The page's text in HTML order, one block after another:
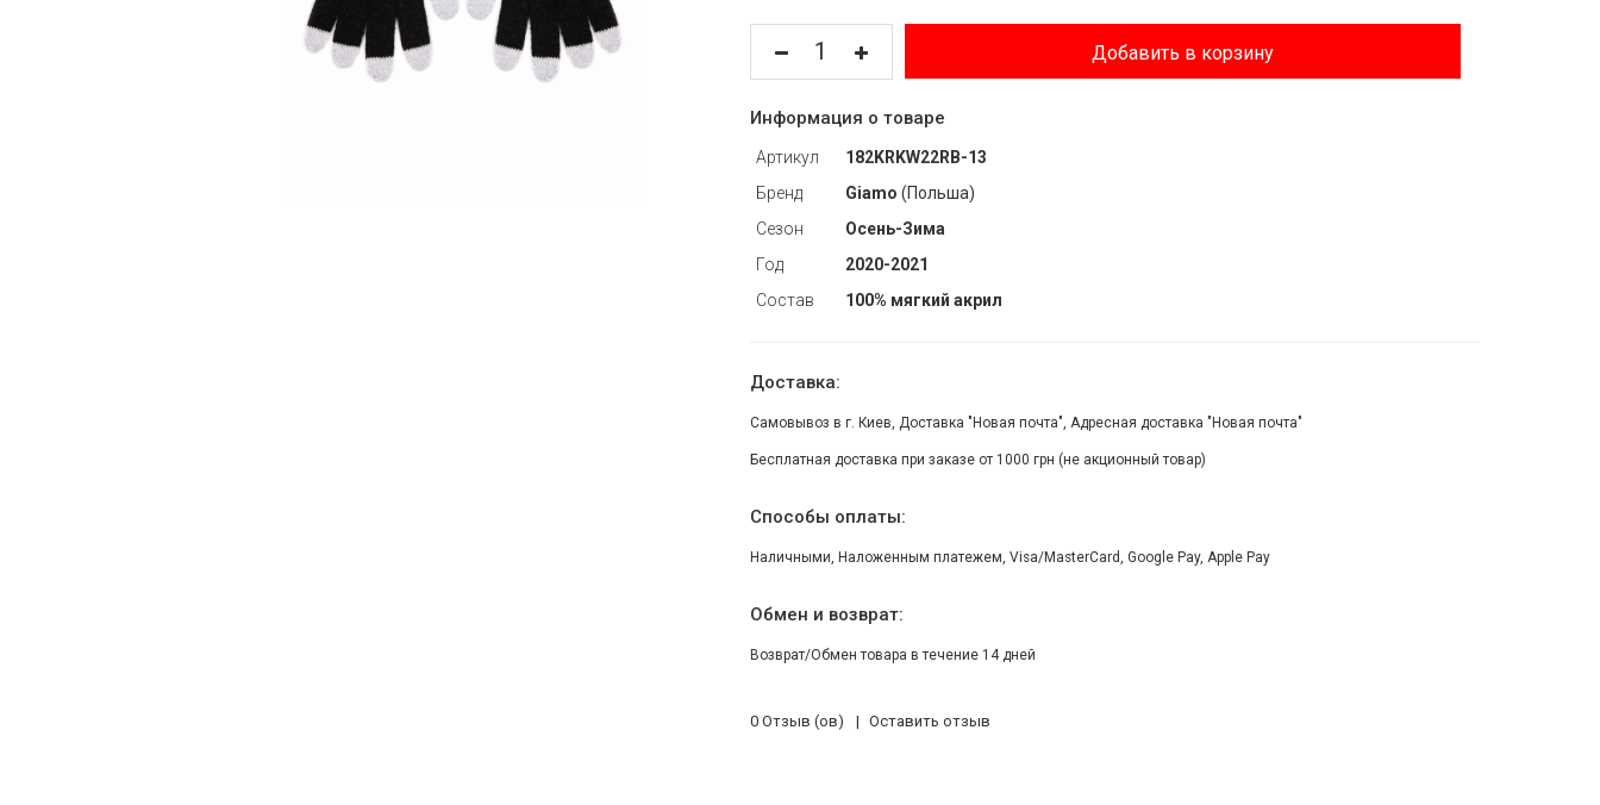
Добавить в корзину
Информация о товаре
Артикул
182KRKW22RB-13
Бренд
Giamo (Польша)
Сезон
Осень-Зима
Год
2020-2021
Состав
100% мягкий акрил
Доставка:
Самовывоз в г. Киев, Доставка "Новая почта", Адресная доставка "Новая почта"
Бесплатная доставка при заказе от 1000 грн (не акционный товар)
Способы оплаты:
Наличными, Наложенным платежем, Visa/MasterCard, Google Pay, Apple Pay
Обмен и возврат:
Возврат/Обмен товара в течение 14 дней
0 Отзыв (ов) Оставить отзыв